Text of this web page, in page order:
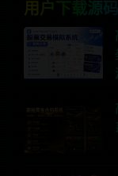
用户下载源